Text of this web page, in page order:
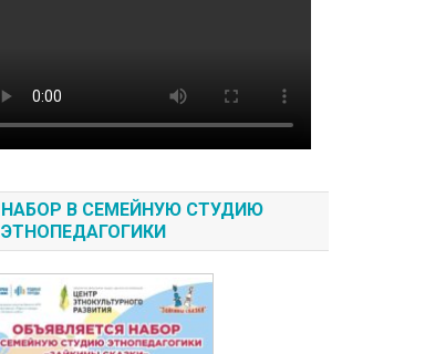
НАБОР В СЕМЕЙНУЮ СТУДИЮ
ЭТНОПЕДАГОГИКИ